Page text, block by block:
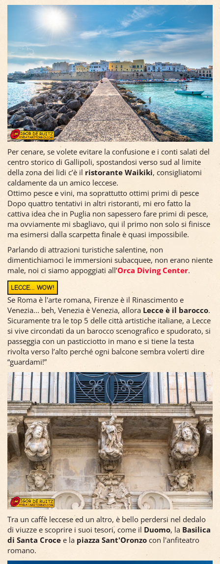
Per cenare, se volete evitare la confusione e i conti salati del
centro storico di Gallipoli, spostandosi verso sud al limite
della zona dei lidi c’è il ristorante Waikiki, consigliatomi
caldamente da un amico leccese.
Ottimo pesce e vini, ma soprattutto ottimi primi di pesce
Dopo quattro tentativi in altri ristoranti, mi ero fatto la
cattiva idea che in Puglia non sapessero fare primi di pesce,
ma ovviamente mi sbagliavo, qui il primo non solo si finisce
ma esimersi dalla scarpetta finale è quasi impossibile.
Parlando di attrazioni turistiche salentine, non
dimentichiamoci le immersioni subacquee, non erano niente
male, noi ci siamo appoggiati all’Orca Diving Center.
LECCE… WOW!
Se Roma è l'arte romana, Firenze è il Rinascimento e
Venezia... beh, Venezia è Venezia, allora Lecce è il barocco.
Sicuramente tra le top 5 delle città artistiche italiane, a Lecce
si vive circondati da un barocco scenografico e spudorato, si
passeggia con un pasticciotto in mano e si tiene la testa
rivolta verso l’alto perché ogni balcone sembra volerti dire
“guardami!”
Tra un caffè leccese ed un altro, è bello perdersi nel dedalo
di viuzze e scoprire i suoi tesori, come il Duomo, la Basilica
di Santa Crocee la piazza Sant'Oronzo con l'anfiteatro
romano.